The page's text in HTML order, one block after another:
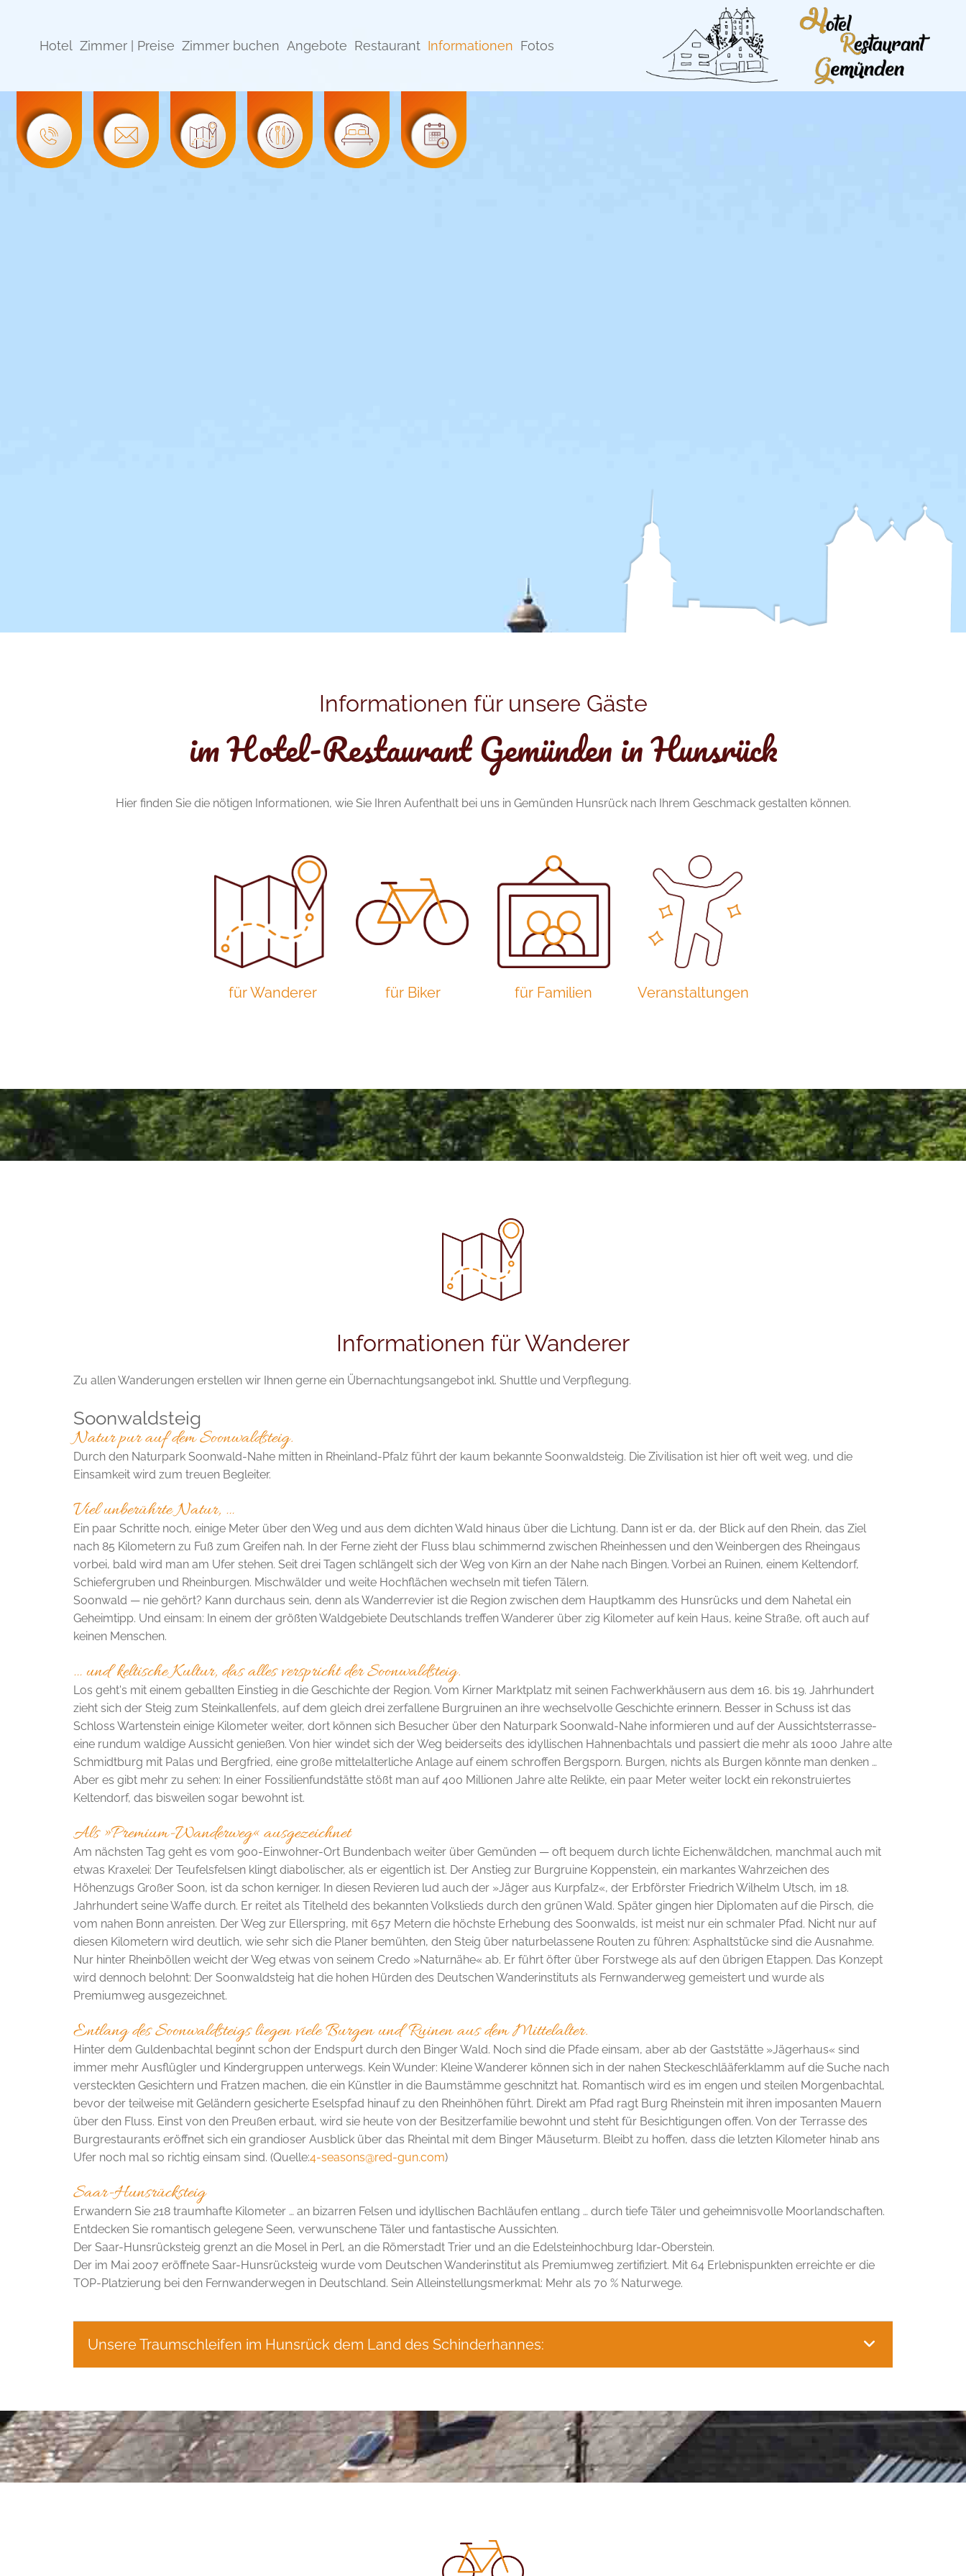
Hotel Zimmer | Preise Zimmer buchen Angebote Restaurant Informationen Fotos
Informationen für unsere Gäste
im Hotel-Restaurant Gemünden in Hunsrück
Hier finden Sie die nötigen Informationen, wie Sie Ihren Aufenthalt bei uns in Gemünden Hunsrück nach Ihrem Geschmack gestalten können.
für Wanderer für Biker für Familien Veranstaltungen
Informationen für Wanderer
Zu allen Wanderungen erstellen wir Ihnen gerne ein Übernachtungsangebot inkl. Shuttle und Verpflegung.
Soonwaldsteig
Natur pur auf dem Soonwaldsteig.
Durch den Naturpark Soonwald-Nahe mitten in Rheinland-Pfalz führt der kaum bekannte Soonwaldsteig. Die Zivilisation ist hier oft weit weg, und die
Einsamkeit wird zum treuen Begleiter.
Viel unberührte Natur, …
Ein paar Schritte noch, einige Meter über den Weg und aus dem dichten Wald hinaus über die Lichtung. Dann ist er da, der Blick auf den Rhein, das Ziel
nach 85 Kilo­me­tern zu Fuß zum Greifen nah. In der Ferne zieht der Fluss blau schimmernd zwischen Rheinhessen und den Weinbergen des Rheingaus
vorbei, bald wird man am Ufer stehen. Seit drei Tagen schlängelt sich der Weg von Kirn an der Nahe nach Bingen. Vorbei an Ruinen, einem Keltendorf,
Schiefergruben und Rheinburgen. Mischwäl­der­­ und weite Hochflächen wechseln mit tiefen Tälern.
Soonwald — nie gehört? Kann durchaus sein, denn als Wanderrevier ist die Region zwischen dem Hauptkamm des Hunsrücks und dem Nahetal ein
Geheimtipp. Und einsam: In einem der größten Waldgebiete Deutschlands treffen Wanderer über zig Kilometer auf kein Haus, keine Straße, oft auch auf
keinen Menschen.
… und keltische Kultur, das alles verspricht der Soonwaldsteig.
Los geht's mit einem geballten Einstieg in die Geschichte der Region­. Vom Kirner Marktplatz mit seinen Fachwerkhäusern aus dem 16. bis 19. Jahrhundert
zieht sich der Steig zum Steinkallenfels, auf dem gleich drei zerfallene Burgruinen an ihre wechselvolle Geschichte erinnern. Besser in Schuss ist das
Schloss Wartenstein einige Kilometer weiter, dort können sich Besucher über den Naturpark Soonwald-Nahe informieren und auf der Aussichtster­ras­s­­e­­
eine rundum waldige Aussicht genießen. Von hier windet sich der Weg beiderseits des idyllischen Hahnenbachtals und passiert die mehr als 1000 Jahre alte
Schmidtburg mit Palas und Bergfried, eine große mittelalterliche Anlage auf einem schroffen Bergsporn. Burgen, nichts als Burgen könnte man denken …
Aber es gibt mehr zu sehen: In einer Fossilienfundstätte stößt man auf 400 Millionen Jahre­ alte Relikte, ein paar Meter weiter lockt ein rekonstruiertes
Keltendorf, das bisweilen sogar bewohnt ist.
Als »Premium-Wanderweg« ausgezeichnet
Am nächsten Tag geht es vom 900-Einwohner-Ort Bundenbach weite­r über Gemünden — oft bequem durch lichte Eichenwäldchen, manchmal auch mit
etwas Kraxelei: Der Teufelsfelsen klingt diabolischer, als er eigentlich ist. Der Anstieg zur Burgruine Koppenstein, ein markantes Wahrzeichen des
Höhenzugs Großer Soon, ist da schon kerni­ger. In diesen Revieren lud auch der »Jäger aus Kurpfalz«, der Erbförster Friedrich Wilhelm Utsch, im 18.
Jahrhundert seine Waffe­ durch. Er reitet als Titelheld des bekannten Volkslieds durch den grünen Wald. Später gingen hier Diplomaten auf die Pirsch, die
vom nahen Bonn anreisten. Der Weg zur Eller­spring, mit 657 Metern die höchste Erhebung des Soonwalds, ist meist nur ein schmaler Pfad. Nicht nur auf
diesen Kilometern wird deutlich, wie sehr sich die Planer bemühten, den Steig über natur­­be­lassene Routen zu führen: Asphaltstücke sind die Ausnahme­.
Nur hinter Rheinböllen weicht der Weg etwas von seinem Credo »Naturnähe« ab. Er führt öfter über Forstwege als auf den übrigen Etappen. Das Konzept
wird dennoch belohnt: Der Soonwaldsteig hat die hohen Hürden des Deutschen Wanderinstituts als Fernwanderweg gemeistert und wurde als
Premiumweg ausgezeichnet.
Entlang des Soonwaldsteigs liegen viele Burgen und Ruinen aus dem Mittelalter.
Hinter dem Guldenbachtal beginnt schon der Endspurt durch den Binger Wald. Noch sind die Pfade einsam, aber ab der Gaststätte­ »Jägerhaus« sind
immer mehr Ausflügler und Kindergruppen unterwegs. Kein Wunder: Kleine Wanderer können sich in der nahen Stecke­schlääferklamm auf die Suche nach
versteckten Gesichtern und Fratzen machen, die ein Künstler in die Baumstämme geschnitz­t hat. Romantisch wird es im engen und steilen Morgenbachtal,
bevor der teilweise mit Geländern gesicherte Eselspfad hinau­f zu den Rheinhöhen führt. Direkt am Pfad ragt Burg Rheinstein mit ihren imposanten Mauern
über den Fluss. Einst von den Preuße­n erbaut, wird sie heute von der Besitzerfamilie bewohnt und steht für Besichtigungen offen. Von der Terrasse des
Burgrestaurants eröffnet sich ein grandioser Ausblick über das Rheintal mit dem Binger Mäuseturm. Bleibt zu hoffen, dass die letzten Kilometer hinab ans
Ufer noch mal so richtig einsam sind. (Quelle:4-seasons@red-gun.com)
Saar-Hunsrücksteig
Erwandern Sie 218 traumhafte Kilometer … an bizarren Felsen und idyllischen Bachläufen entlang … durch tiefe Täler und geheimnisvolle Moorlandschaften.
Entdecken Sie romantisch gelegene Seen, verwunschene Täler und fantastische Aussichten.
Der Saar-Hunsrücksteig grenzt an die Mosel in Perl, an die Römerstadt Trier und an die Edelsteinhochburg Idar-Oberstein.
Der im Mai 2007 eröffnete Saar-Hunsrücksteig wurde vom Deutschen Wanderinstitut als Premiumweg zertifiziert. Mit 64 Erlebnispunkten erreichte er die
TOP-Platzierung bei den Fernwanderwegen in Deutschland. Sein Alleinstellungsmerkmal: Mehr als 70 % Naturwege.
Unsere Traumschleifen im Hunsrück dem Land des Schinderhannes: